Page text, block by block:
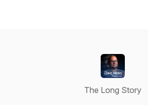
The Long Story